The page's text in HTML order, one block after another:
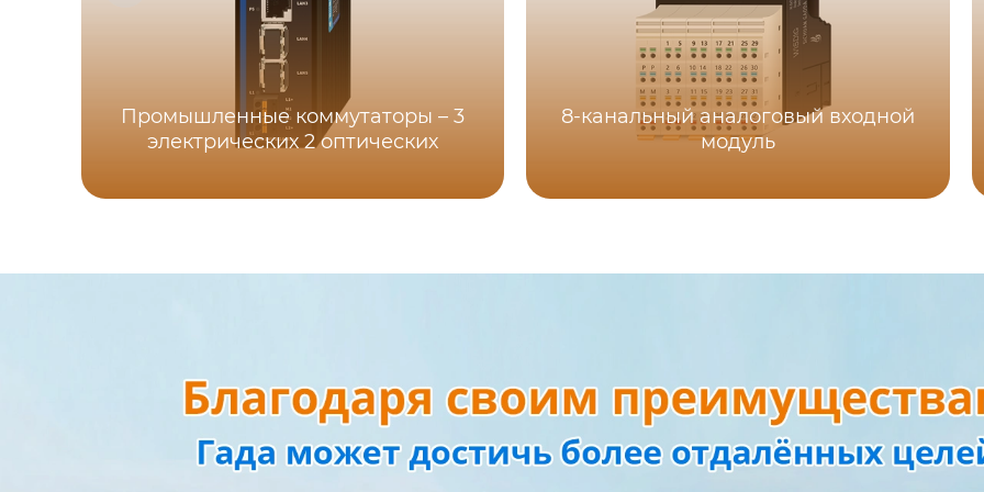
Промышленные коммутаторы – 3
электрических 2 оптических
8-канальный аналоговый входной
модуль